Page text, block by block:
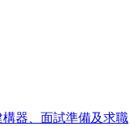
器、面試準備及求職